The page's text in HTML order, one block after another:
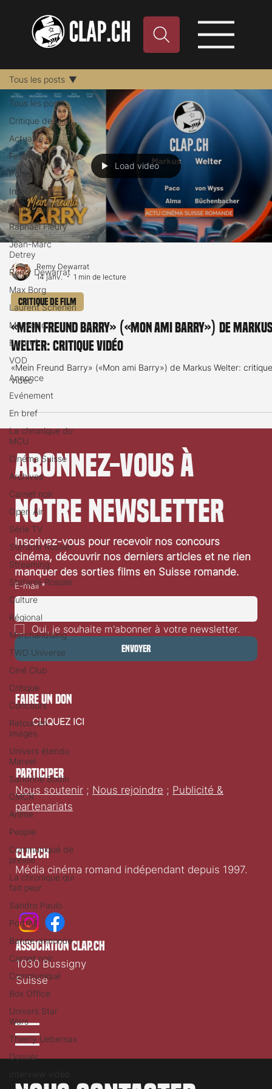
Tous les posts
Critique de film
Actualité
Festival
Portraits
Interview
Reportages
Raphael Fleury
Jean-Marc
Detrey
Remy Dewarrat
Max Borg
Laurent Scherlen
Memento
En bref
VOD
Annonce
Evénement
En bref
La chronique du
MCU
Cinéma Suisse
Archives
Carnet noir
Open Air
Série TV
Stéfanie Rossier
Streaming
Stefanie Rossier
Culture
Régional
Merchandising
TWD Universe
Ciné Club
Critique
Concours
Retour en
images
Univers étendu
Marvel
Sandrine Bodin
CMCR
Anime
People
Communiqué de
presse
La chronique qui
fait peur
Sandro Paulo
Portrait
Bande-annonce
Carnet noir
Communiqué
Box Office
Univers Star
Wars
Thierry Uebersax
Dossier
Interview vidéo
Tous les posts
Load video
Remy Dewarrat
14 janv.
1 min de lecture
Critique de film
«Mein Freund Barry» («Mon ami Barry») de Markus
Welter: critique vidéo
«Mein Freund Barry» («Mon ami Barry») de Markus Welter: critique
vidéo
Abonnez-vous à
notre newsletter
Inscrivez-vous pour recevoir nos concours
cinéma, découvrir nos derniers articles et ne rien
manquer des sorties films en Suisse romande.
E-mail *
Oui, je souhaite m'abonner à votre newsletter.
Envoyer
Clap.ch
Média cinéma romand indépendant depuis 1997.
Participer
Nous soutenir ; Nous rejoindre ; Publicité &
partenariats
faire un don
CLIQUEZ ICI
association clap.ch
1030 Bussigny
Suisse